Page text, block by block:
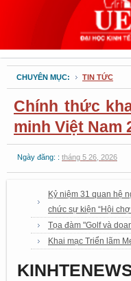
CHUYÊN MỤC: TIN TỨC
Chính thức
minh Việt Nam
Ngày đăng: : tháng 5 26, 2026
Kỷ niệm 31 quan hệ
chức sự kiện “Hội
Tọa đàm "Golf và
Khai mạc Triển lãm